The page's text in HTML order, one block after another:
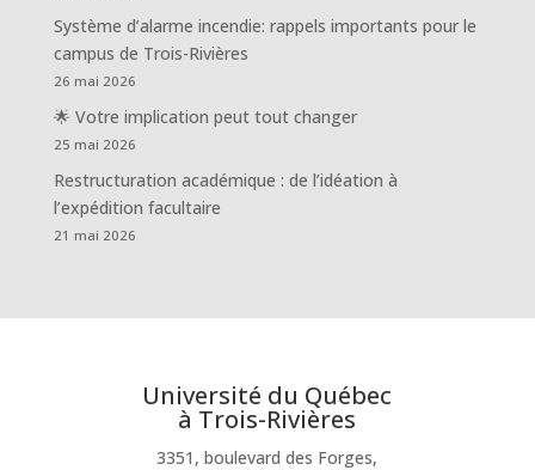
Système d’alarme incendie: rappels importants pour le
campus de Trois-Rivières
26 mai 2026
🌟 Votre implication peut tout changer
25 mai 2026
Restructuration académique : de l’idéation à
l’expédition facultaire
21 mai 2026
Université du Québec
à Trois-Rivières
3351, boulevard des Forges,